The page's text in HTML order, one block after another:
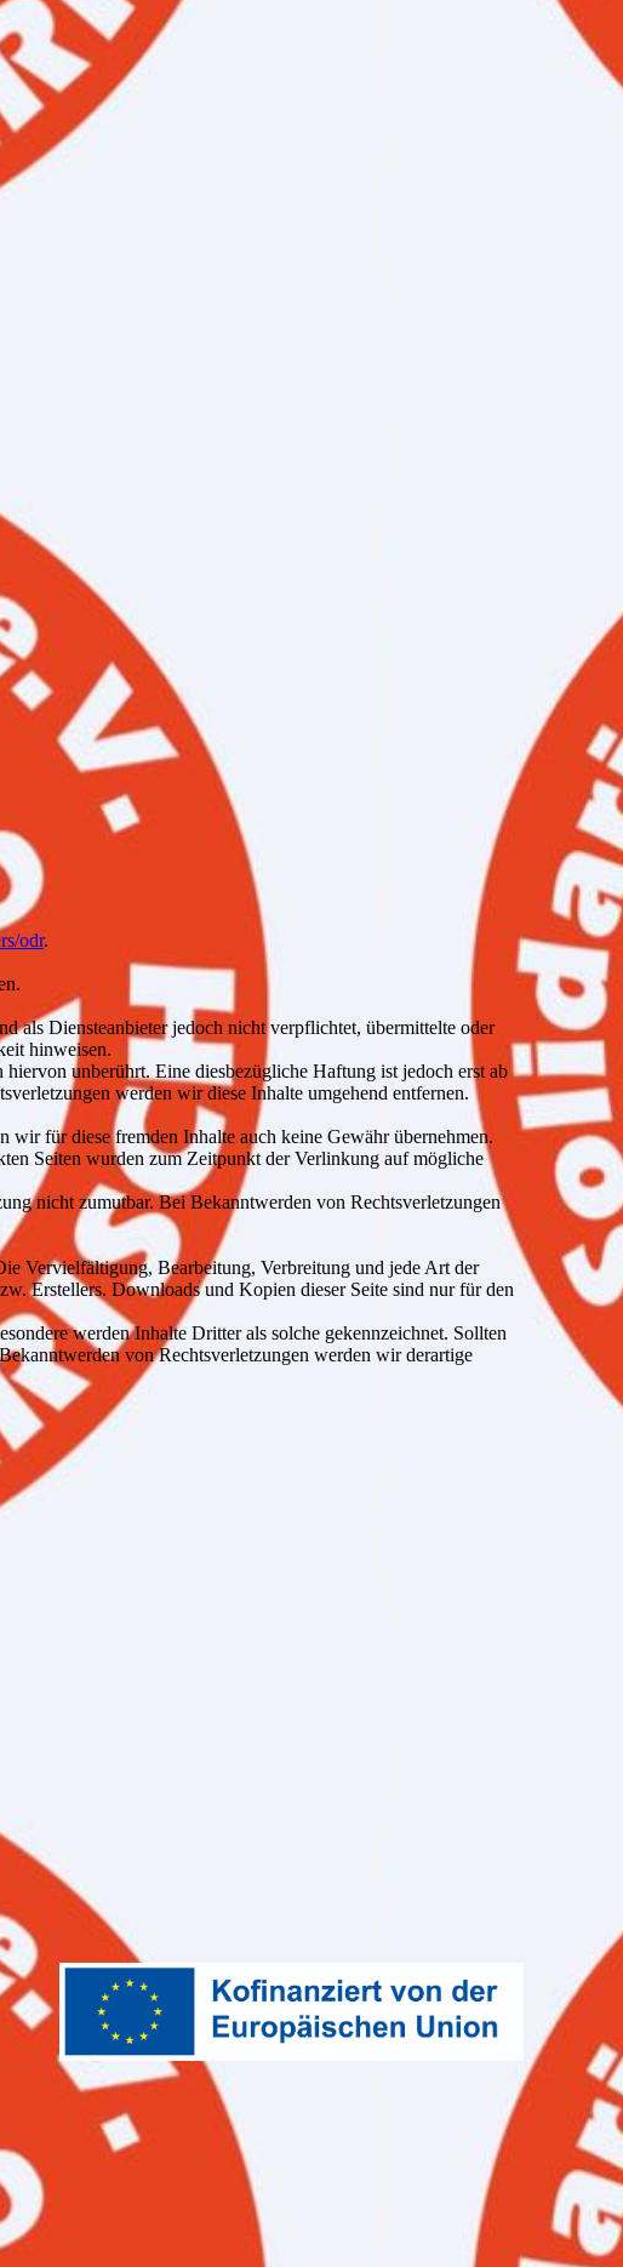
odr.
als Diensteanbieter jedoch nicht verpflichtet, übermittelte oder
hinweisen.
unberührt. Eine diesbezügliche Haftung ist jedoch erst ab
werden wir diese Inhalte umgehend entfernen.
für diese fremden Inhalte auch keine Gewähr übernehmen.
Seiten wurden zum Zeitpunkt der Verlinkung auf mögliche
nicht zumutbar. Bei Bekanntwerden von Rechtsverletzungen
Vervielfältigung, Bearbeitung, Verbreitung und jede Art der
Erstellers. Downloads und Kopien dieser Seite sind nur für den
werden Inhalte Dritter als solche gekennzeichnet. Sollten
von Rechtsverletzungen werden wir derartige